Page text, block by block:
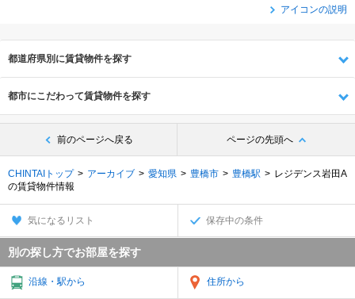
アイコンの説明
都道府県別に賃貸物件を探す
都市にこだわって賃貸物件を探す
前のページへ戻る ページの先頭へ
CHINTAIトップ アーカイブ 愛知県 豊橋市 豊橋駅
レジデンス岩田A
の賃貸物件情報
気になるリスト 保存中の条件
別の探し方でお部屋を探す
沿線・駅から 住所から